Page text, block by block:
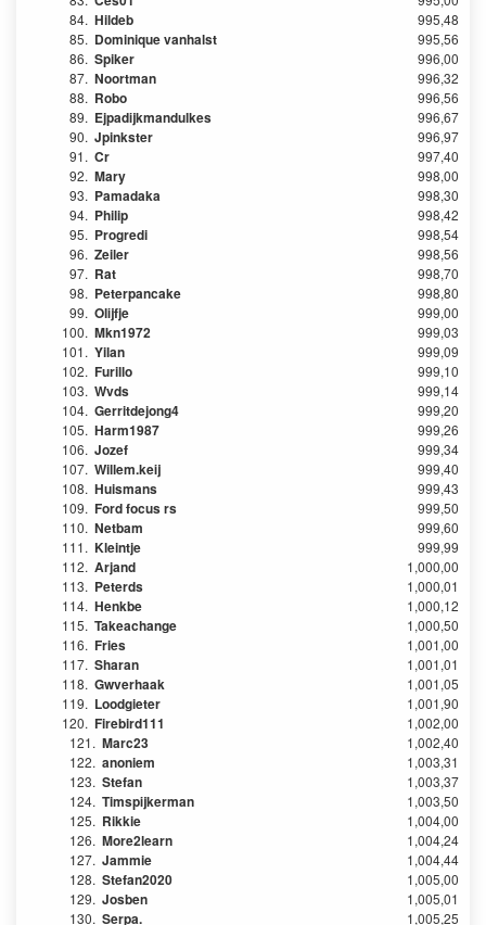
84. Hildeb
995,48
85. Dominique vanhalst
995,56
86. Spiker
996,00
87. Noortman
996,32
88. Robo
996,56
89. Ejpadijkmandulkes
996,67
90. Jpinkster
996,97
91. Cr
997,40
92. Mary
998,00
93. Pamadaka
998,30
94. Philip
998,42
95. Progredi
998,54
96. Zeiler
998,56
97. Rat
998,70
98. Peterpancake
998,80
99. Olijfje
999,00
100. Mkn1972
999,03
101. Yilan
999,09
102. Furillo
999,10
103. Wvds
999,14
104. Gerritdejong4
999,20
105. Harm1987
999,26
106. Jozef
999,34
107. Willem.keij
999,40
108. Huismans
999,43
109. Ford focus rs
999,50
110. Netbam
999,60
111. Kleintje
999,99
112. Arjand
1,000,00
113. Peterds
1,000,01
114. Henkbe
1,000,12
115. Takeachange
1,000,50
116. Fries
1,001,00
117. Sharan
1,001,01
118. Gwverhaak
1,001,05
119. Loodgieter
1,001,90
120. Firebird111
1,002,00
121. Marc23
1,002,40
122. anoniem
1,003,31
123. Stefan
1,003,37
124. Timspijkerman
1,003,50
125. Rikkie
1,004,00
126. More2learn
1,004,24
127. Jammie
1,004,44
128. Stefan2020
1,005,00
129. Josben
1,005,01
130. Serpa.
1,005,25